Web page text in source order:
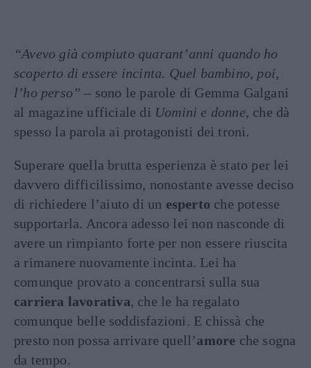
“Avevo già compiuto quarant’anni quando ho
scoperto di essere incinta. Quel bambino, poi,
l’ho perso” – sono le parole di Gemma Galgani
al magazine ufficiale di Uomini e donne, che dà
spesso la parola ai protagonisti dei troni.
Superare quella brutta esperienza è stato per lei
davvero difficilissimo, nonostante avesse deciso
di richiedere l’aiuto di un esperto che potesse
supportarla. Ancora adesso lei non nasconde di
avere un rimpianto forte per non essere riuscita
a rimanere nuovamente incinta. Lei ha
comunque provato a concentrarsi sulla sua
carriera lavorativa, che le ha regalato
comunque belle soddisfazioni. E chissà che
presto non possa arrivare quell’amore che sogna
da tempo.